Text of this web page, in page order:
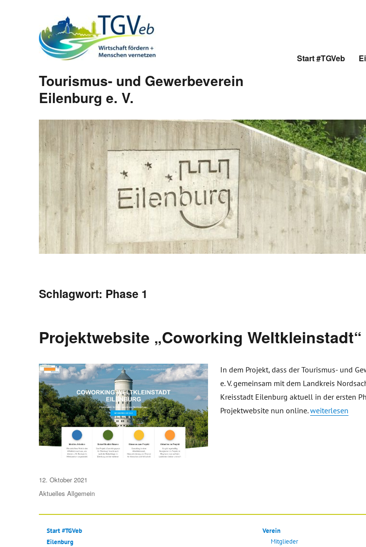
Tourismus- und Gewerbeverein
Eilenburg e. V.
Start #TGVeb
Schlagwort: Phase 1
Projektwebsite „Coworking
In dem Projekt, dass der Tourismus- und
e. V. gemeinsam mit dem Landkreis
Kreisstadt Eilenburg aktuell in der ersten
Projektwebsite nun online.„Projektwebsite
weiterlesen
Veröffentlicht
am
12. Oktober 2021
Aktuelles Allgemein
Start #TGVeb
Eilenburg
Verein
Mitglieder